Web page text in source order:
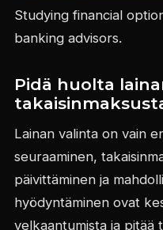
Studying financial
banking advisors.
Pidä huolta
Lainan valinta on vain
seuraaminen,
päivittäminen ja
hyödyntäminen ovat
velkaantumista ja pitää